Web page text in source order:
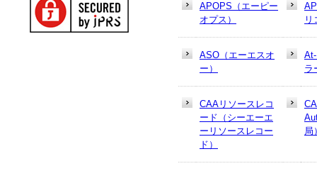
APOPS（エーピー
オプス）
リ
ASO（エーエスオ
ー）
ラ
CAAリソースレコ
ード（シーエーエ
ーリソースレコー
ド）
局